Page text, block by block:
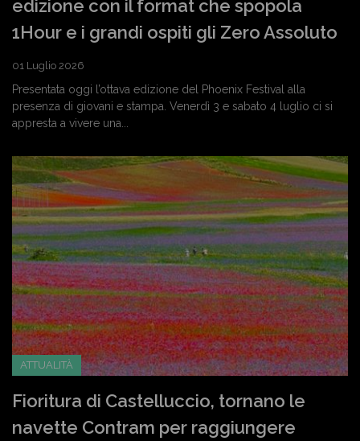
edizione con il format che spopola
1Hour e i grandi ospiti gli Zero Assoluto
01 Luglio 2026
Presentata oggi l’ottava edizione del Phoenix Festival alla
presenza di giovani e stampa. Venerdì 3 e sabato 4 luglio ci si
appresta a vivere una...
ATTUALITÀ
Fioritura di Castelluccio, tornano le
navette Contram per raggiungere